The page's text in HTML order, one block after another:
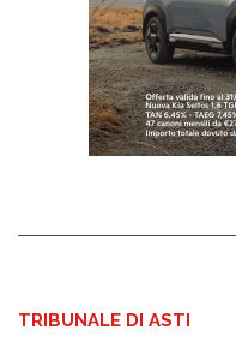
TRIBUNALE DI ASTI